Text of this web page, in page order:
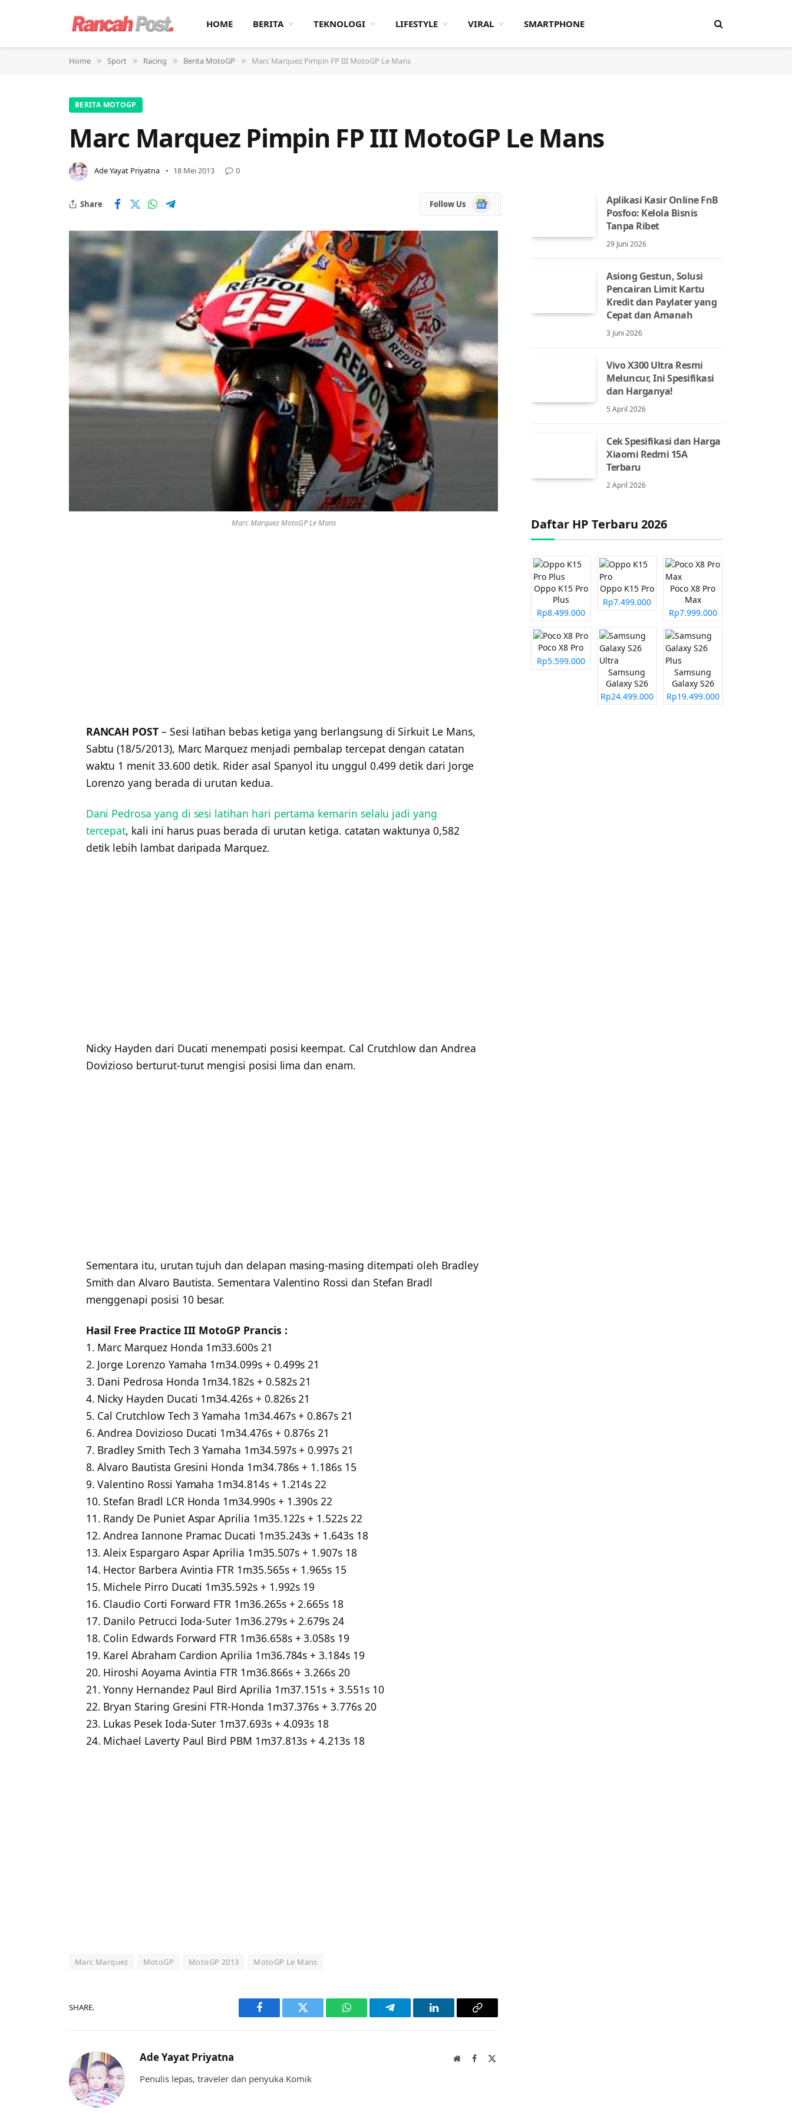
HOME BERITA TEKNOLOGI LIFESTYLE VIRAL SMARTPHONE
Home » Sport » Racing » Berita MotoGP » Marc Marquez Pimpin FP III MotoGP Le Mans
BERITA MOTOGP
Marc Marquez Pimpin FP III MotoGP Le Mans
Ade Yayat Priyatna 18 Mei 2013 0
Share Follow Us
Google
News
Marc Marquez MotoGP Le Mans
RANCAH POST – Sesi latihan bebas ketiga yang berlangsung di Sirkuit Le Mans,
Sabtu (18/5/2013), Marc Marquez menjadi pembalap tercepat dengan catatan
waktu 1 menit 33.600 detik. Rider asal Spanyol itu unggul 0.499 detik dari Jorge
Lorenzo yang berada di urutan kedua.
Dani Pedrosa yang di sesi latihan hari pertama kemarin selalu jadi yang
tercepat, kali ini harus puas berada di urutan ketiga. catatan waktunya 0,582
detik lebih lambat daripada Marquez.
Nicky Hayden dari Ducati menempati posisi keempat. Cal Crutchlow dan Andrea
Dovizioso berturut-turut mengisi posisi lima dan enam.
Sementara itu, urutan tujuh dan delapan masing-masing ditempati oleh Bradley
Smith dan Alvaro Bautista. Sementara Valentino Rossi dan Stefan Bradl
menggenapi posisi 10 besar.
Hasil Free Practice III MotoGP Prancis :
1. Marc Marquez Honda 1m33.600s 21
2. Jorge Lorenzo Yamaha 1m34.099s + 0.499s 21
3. Dani Pedrosa Honda 1m34.182s + 0.582s 21
4. Nicky Hayden Ducati 1m34.426s + 0.826s 21
5. Cal Crutchlow Tech 3 Yamaha 1m34.467s + 0.867s 21
6. Andrea Dovizioso Ducati 1m34.476s + 0.876s 21
7. Bradley Smith Tech 3 Yamaha 1m34.597s + 0.997s 21
8. Alvaro Bautista Gresini Honda 1m34.786s + 1.186s 15
9. Valentino Rossi Yamaha 1m34.814s + 1.214s 22
10. Stefan Bradl LCR Honda 1m34.990s + 1.390s 22
11. Randy De Puniet Aspar Aprilia 1m35.122s + 1.522s 22
12. Andrea Iannone Pramac Ducati 1m35.243s + 1.643s 18
13. Aleix Espargaro Aspar Aprilia 1m35.507s + 1.907s 18
14. Hector Barbera Avintia FTR 1m35.565s + 1.965s 15
15. Michele Pirro Ducati 1m35.592s + 1.992s 19
16. Claudio Corti Forward FTR 1m36.265s + 2.665s 18
17. Danilo Petrucci Ioda-Suter 1m36.279s + 2.679s 24
18. Colin Edwards Forward FTR 1m36.658s + 3.058s 19
19. Karel Abraham Cardion Aprilia 1m36.784s + 3.184s 19
20. Hiroshi Aoyama Avintia FTR 1m36.866s + 3.266s 20
21. Yonny Hernandez Paul Bird Aprilia 1m37.151s + 3.551s 10
22. Bryan Staring Gresini FTR-Honda 1m37.376s + 3.776s 20
23. Lukas Pesek Ioda-Suter 1m37.693s + 4.093s 18
24. Michael Laverty Paul Bird PBM 1m37.813s + 4.213s 18
Marc Marquez MotoGP MotoGP 2013 MotoGP Le Mans
SHARE.
Facebook Twitter WhatsAppTelegram LinkedIn Copy
Ade Yayat Priyatna WebsiteFacebook
Penulis lepas, traveler dan penyuka Komik
Aplikasi Kasir Online FnB
Posfoo: Kelola Bisnis
Tanpa Ribet
29 Juni 2026
Asiong Gestun, Solusi
Pencairan Limit Kartu
Kredit dan Paylater yang
Cepat dan Amanah
3 Juni 2026
Vivo X300 Ultra Resmi
Meluncur, Ini Spesifikasi
dan Harganya!
5 April 2026
Cek Spesifikasi dan Harga
Xiaomi Redmi 15A
Terbaru
2 April 2026
Daftar HP Terbaru 2026
Oppo K15 Pro
Plus
Rp8.499.000
Oppo K15 Pro
Rp7.499.000
Poco X8 Pro
Max
Rp7.999.000
Poco X8 Pro
Rp5.599.000
Samsung
Galaxy S26
Ultra
Rp24.499.000
Samsung
Galaxy S26
Plus
Rp19.499.000